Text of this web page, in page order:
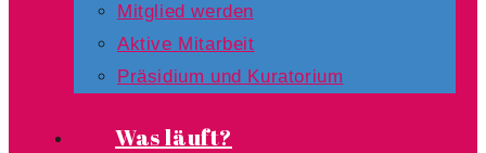
Mitglied werden
Aktive Mitarbeit
Präsidium und Kuratorium
Was läuft?